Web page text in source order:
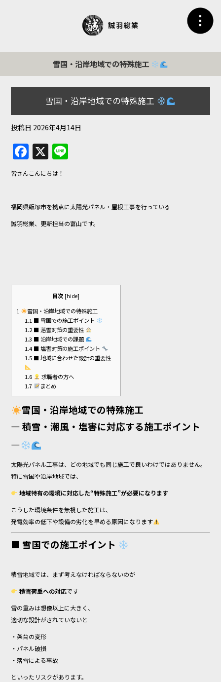
雪国・沿岸地域での特殊施工
雪国・沿岸地域での特殊施工
投稿日 2026年4月14日
F
a
c
e
b
o
X
皆さんこんにちは！
福岡県飯塚市を拠点に太陽光パネル・屋根工事を行っている
誠羽総業、更新担当の富山です。
目次 [hide]
1
雪国・沿岸地域での特殊施工
1.1 ■ 雪国での施工ポイント
1.2■ 落雪対策の重要性
1.3 ■ 沿岸地域での課題
1.4 ■ 塩害対策の施工ポイント
1.5 ■ 地域に合わせた設計の重要性
1.6
求職者の方へ
1.7
まとめ
雪国・沿岸地域での特殊施工
― 積雪・潮風・塩害に対応する施工ポイント
―
太陽光パネル工事は、どの地域でも同じ施工で良いわけではありません。
特に雪国や沿岸地域では、
地域特有の環境に対応した“特殊施工”が必要になります
こうした環境条件を無視した施工は、
発電効率の低下や設備の劣化を早める原因になります
■ 雪国での施工ポイント
積雪地域では、まず考えなければならないのが
積雪荷重への対応です
雪の重みは想像以上に大きく、
適切な設計がされていないと
・架台の変形
・パネル破損
・落雪による事故
といったリスクがあります。